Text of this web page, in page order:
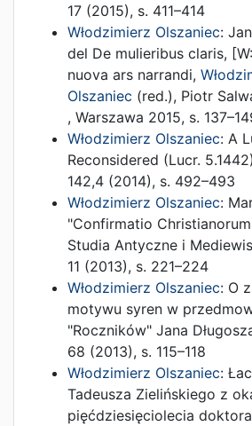
17 (2015), s. 411–414
Włodzimierz Olszaniec:
del De mulieribus claris,
nuova ars narrandi,
Olszaniec (red.), Piotr
, Warszawa 2015, s.
Włodzimierz Olszaniec: A
Reconsidered (Lucr. 5.1442)
142,4 (2014), s. 492–493
Włodzimierz Olszaniec:
"Confirmatio
Studia Antyczne i
11 (2013), s. 221–224
Włodzimierz Olszaniec: O
motywu syren w
"Roczników" Jana
68 (2013), s. 115–118
Włodzimierz Olszaniec:
Tadeusza Zielińskiego z
pięćdziesięciolecia